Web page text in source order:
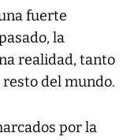
fuerte
la
realidad, tanto
resto del mundo.
por la